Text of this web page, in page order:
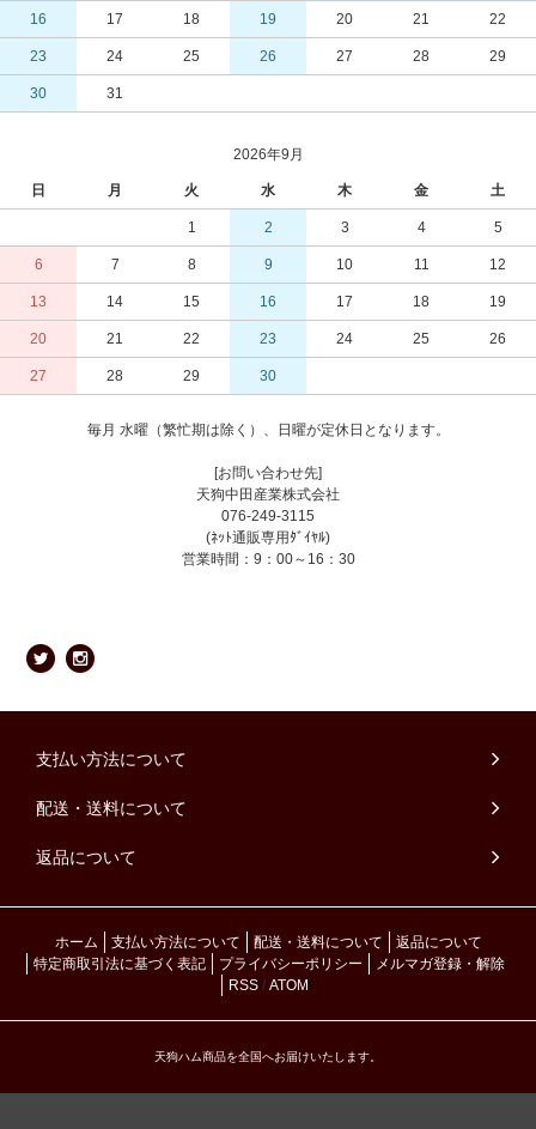
16 17 18 19 20 21 22
23 24 25 26 27 28 29
30 31
2026年9月
日 月 火 水 木 金 土
1 2 3 4 5
6 7 8 9 10 11 12
13 14 15 16 17 18 19
20 21 22 23 24 25 26
27 28 29 30
毎月 水曜（繁忙期は除く）、日曜が定休日となります。
[お問い合わせ先]
天狗中田産業株式会社
076-249-3115
(ﾈｯﾄ通販専用ﾀﾞｲﾔﾙ)
営業時間：9：00～16：30
支払い方法について
配送・送料について
返品について
ホーム 支払い方法について 配送・送料について
返品について
特定商取引法に基づく表記
プライバシーポリシー
メルマガ登録・解除
RSS / ATOM
天狗ハム商品を全国へお届けいたします。